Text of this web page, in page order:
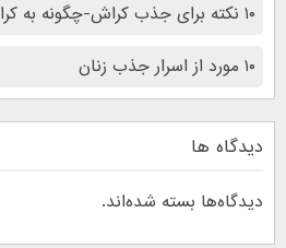
۱۰ نکته برای جذب کراش-چگونه به کراش خود نزدیک شویم؟
۱۰ مورد از اسرار جذب زنان
دیدگاه ها
دیدگاه‌ها بسته شده‌اند.